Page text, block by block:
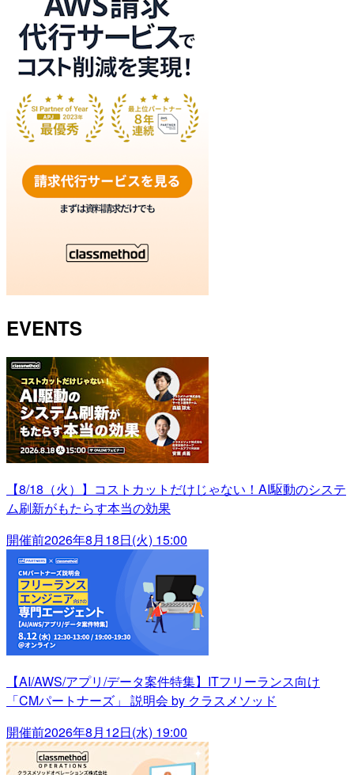
EVENTS
【8/18（火）】コストカットだけじゃない！AI駆動のシステ
ム刷新がもたらす本当の効果
開催前2026年8月18日(火) 15:00
【AI/AWS/アプリ/データ案件特集】ITフリーランス向け
「CMパートナーズ」 説明会 by クラスメソッド
開催前2026年8月12日(水) 19:00